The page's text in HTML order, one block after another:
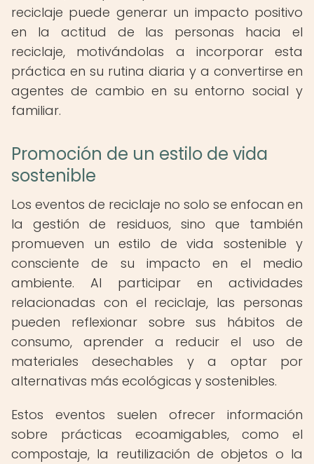
reciclaje puede generar un impacto positivo
en la actitud de las personas hacia el
reciclaje, motivándolas a incorporar esta
práctica en su rutina diaria y a convertirse en
agentes de cambio en su entorno social y
familiar.
Promoción de un estilo de vida
sostenible
Los eventos de reciclaje no solo se enfocan en
la gestión de residuos, sino que también
promueven un estilo de vida sostenible y
consciente de su impacto en el medio
ambiente. Al participar en actividades
relacionadas con el reciclaje, las personas
pueden reflexionar sobre sus hábitos de
consumo, aprender a reducir el uso de
materiales desechables y a optar por
alternativas más ecológicas y sostenibles.
Estos eventos suelen ofrecer información
sobre prácticas ecoamigables, como el
compostaje, la reutilización de objetos o la